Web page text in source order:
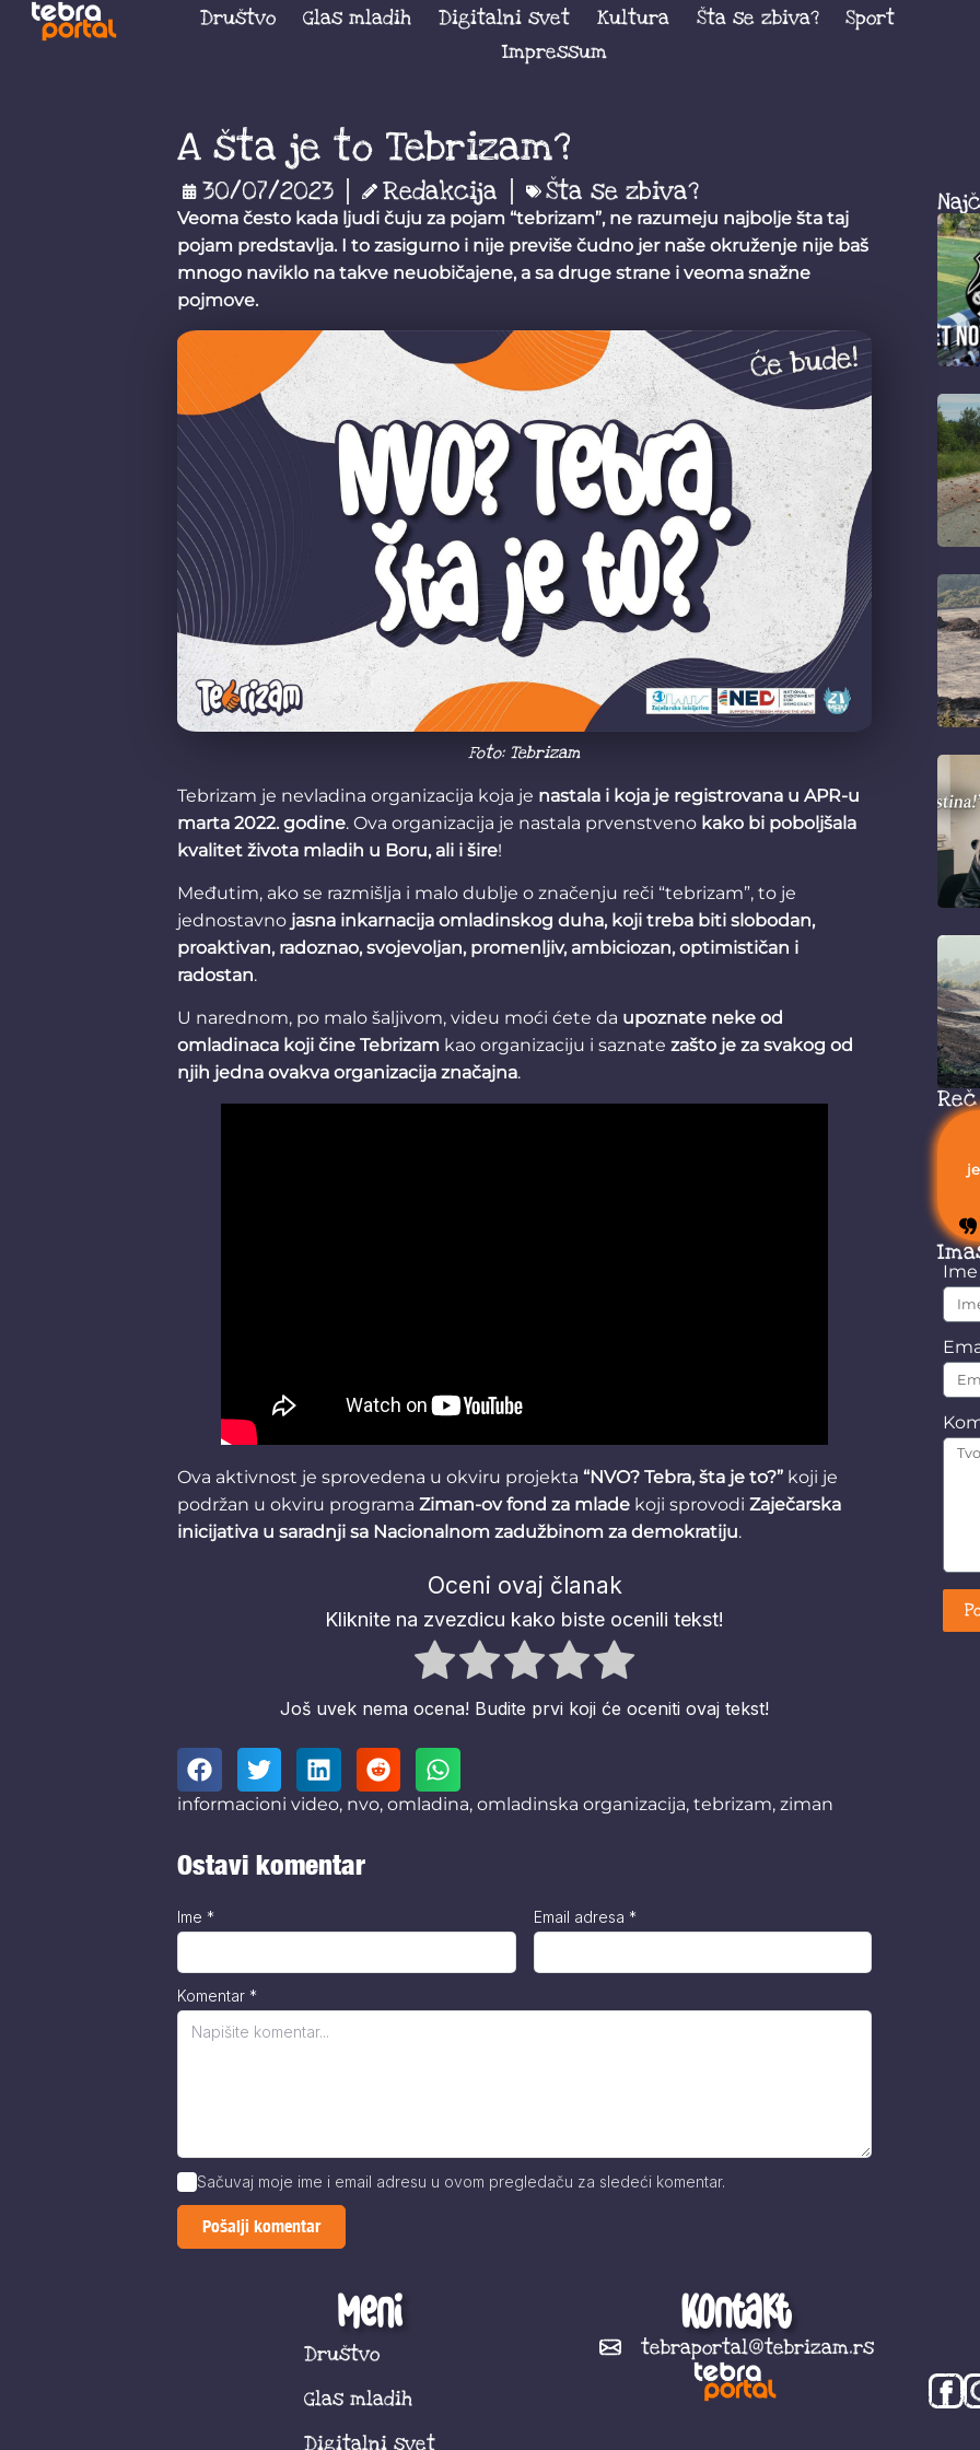
Društvo Glas mladih Digitalni svet Kultura Šta se zbiva?
Sport
Impressum
A šta je to Tebrizam?
30/07/2023 Redakcija Šta se zbiva?
Veoma često kada ljudi čuju za pojam “tebrizam”, ne razumeju najbolje šta taj
pojam predstavlja. I to zasigurno i nije previše čudno jer naše okruženje nije baš
mnogo naviklo na takve neuobičajene, a sa druge strane i veoma snažne
pojmove.
Foto: Tebrizam
Tebrizam je nevladina organizacija koja je nastala i koja je registrovana u APR-u
marta 2022. godine. Ova organizacija je nastala prvenstveno kako bi poboljšala
kvalitet života mladih u Boru, ali i šire!
Međutim, ako se razmišlja i malo dublje o značenju reči “tebrizam”, to je
jednostavno jasna inkarnacija omladinskog duha, koji treba biti slobodan,
proaktivan, radoznao, svojevoljan, promenljiv, ambiciozan, optimističan i
radostan.
U narednom, po malo šaljivom, videu moći ćete da upoznate neke od
omladinaca koji čine Tebrizam kao organizaciju i saznate zašto je za svakog od
njih jedna ovakva organizacija značajna.
Ova aktivnost je sprovedena u okviru projekta “NVO? Tebra, šta je to?” koji je
podržan u okviru programa Ziman-ov fond za mlade koji sprovodi Zaječarska
inicijativa u saradnji sa Nacionalnom zadužbinom za demokratiju.
Oceni ovaj članak
Kliknite na zvezdicu kako biste ocenili tekst!
Još uvek nema ocena! Budite prvi koji će oceniti ovaj tekst!
informacioni video, nvo, omladina, omladinska organizacija, tebrizam, ziman
Ostavi komentar
Komentar *
Ime * Email adresa *
Sačuvaj moje ime i email adresu u ovom pregledaču za sledeći komentar.
Ime
Meni
Društvo
Glas mladih
Digitalni svet
Kontakt
tebraportal@tebrizam.rs